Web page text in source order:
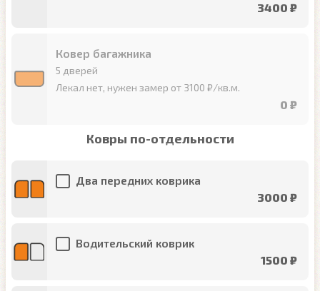
3400 ₽
Ковер багажника
5 дверей
Лекал нет, нужен замер от 3100 ₽/кв.м.
0 ₽
Ковры по-отдельности
Два передних коврика
3000 ₽
Водительский коврик
1500 ₽